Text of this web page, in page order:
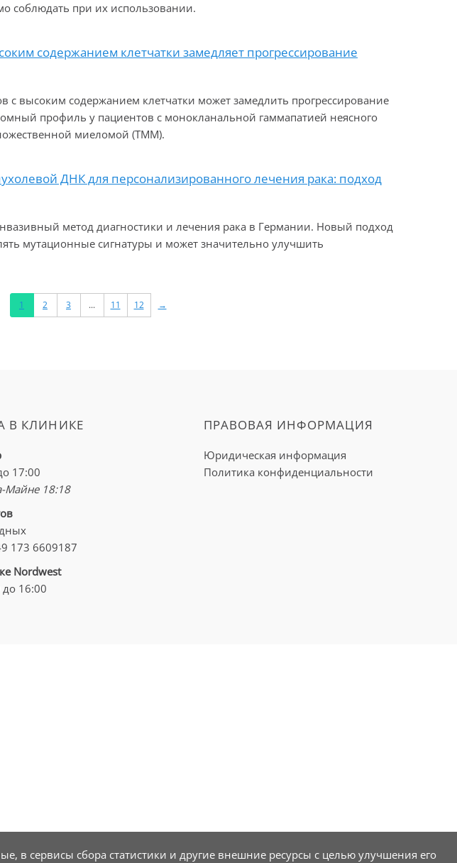
соблюдать при их использовании.
содержанием клетчатки замедляет прогрессирование
с высоким содержанием клетчатки может замедлить прогрессирование
профиль у пациентов с монокланальной гаммапатией неясного
миеломой (ТММ).
ДНК для персонализированного лечения рака: подход
метод диагностики и лечения рака в Германии. Новый подход
мутационные сигнатуры и может значительно улучшить
1 2 3 ... 11 12 →
В КЛИНИКЕ
17:00
Майне 18:18
173 6609187
Nordwest
16:00
ПРАВОВАЯ ИНФОРМАЦИЯ
Юридическая информация
Политика конфиденциальности
в сервисы сбора статистики и другие внешние ресурсы с целью улучшения его